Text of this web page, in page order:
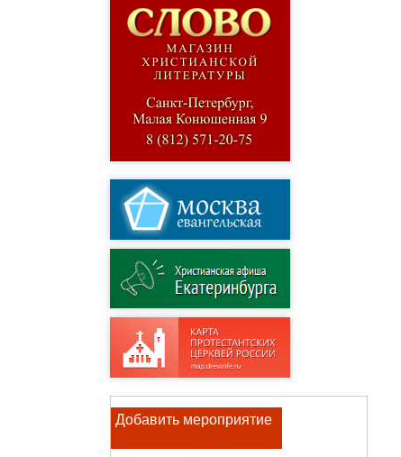
Добавить мероприятие